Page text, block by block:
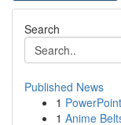
Search
Published News
1
1 Anime